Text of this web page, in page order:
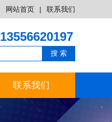
网站首页 | 联系我们
13556620197
搜 索
联系我们